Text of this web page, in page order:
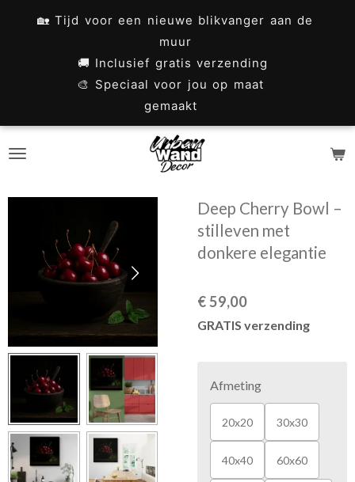
🏡 Tijd voor een nieuwe blikvanger aan de
muur
🚚 Inclusief gratis verzending
🎨 Speciaal voor jou op maat
gemaakt
Deep Cherry Bowl –
stilleven met
donkere elegantie
€ 59,00
GRATIS verzending
Afmeting
20x20 30x30
40x40 60x60